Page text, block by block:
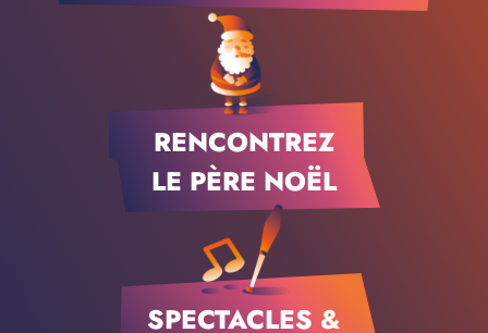
RENCONTREZ
LE PÈRE NOËL
SPECTACLES &